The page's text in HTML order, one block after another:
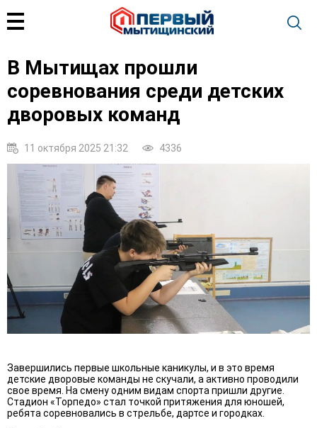
В Мытищах прошли
соревнования среди детских
дворовых команд
11 октября 2025 21:32 4336
Завершились первые школьные каникулы, и в это время
детские дворовые команды не скучали, а активно проводили
свое время. На смену одним видам спорта пришли другие.
Стадион «Торпедо» стал точкой притяжения для юношей,
ребята соревновались в стрельбе, дартсе и городках.